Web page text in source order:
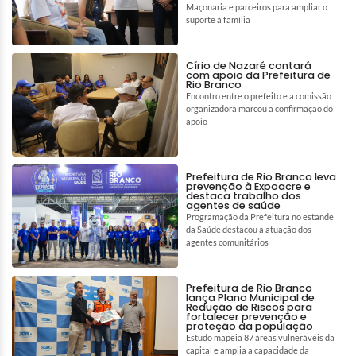
Maçonaria e parceiros para ampliar o
suporte à família
Círio de Nazaré contará
com apoio da Prefeitura de
Rio Branco
Encontro entre o prefeito e a comissão
organizadora marcou a confirmação do
apoio
Prefeitura de Rio Branco leva
prevenção à Expoacre e
destaca trabalho dos
agentes de saúde
Programação da Prefeitura no estande
da Saúde destacou a atuação dos
agentes comunitários
Prefeitura de Rio Branco
lança Plano Municipal de
Redução de Riscos para
fortalecer prevenção e
proteção da população
Estudo mapeia 87 áreas vulneráveis da
capital e amplia a capacidade da